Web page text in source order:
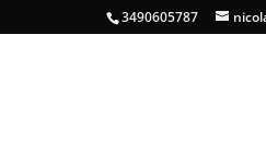
3490605787